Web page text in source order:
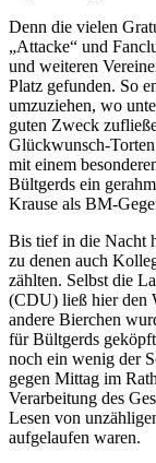
Denn die vielen
„Attacke“ und
und weiteren
Platz gefunden. So
umzuziehen, wo
guten Zweck
Glückwunsch-
mit einem
Bültgerds ein
Krause als BM-
Bis tief in die Nacht
zu denen auch
zählten. Selbst die
(CDU) ließ hier den
andere Bierchen
für Bültgerds
noch ein wenig der
gegen Mittag im
Verarbeitung des
Lesen von
aufgelaufen waren.